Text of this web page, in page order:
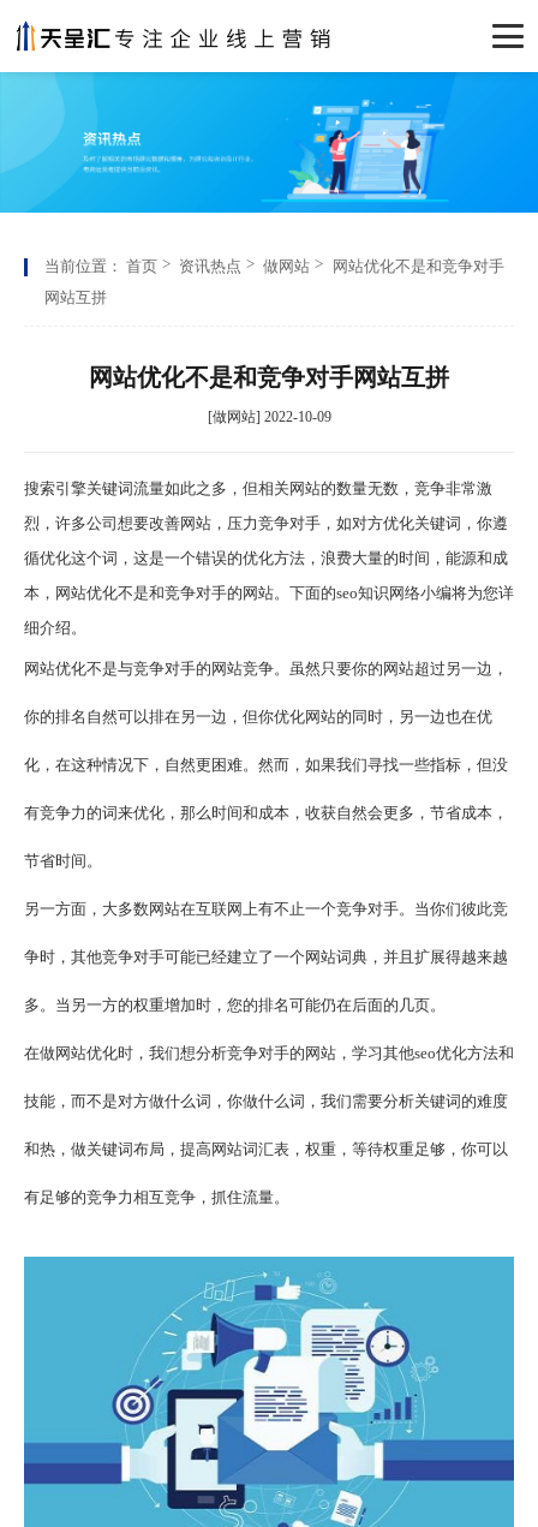
当前位置： 首页 资讯热点 做网站
网站优化不是和竞争对手
网站互拼
网站优化不是和竞争对手网站互拼
[做网站] 2022-10-09
搜索引擎关键词流量如此之多，但相关网站的数量无数，竞争非常激
烈，许多公司想要改善网站，压力竞争对手，如对方优化关键词，你遵
循优化这个词，这是一个错误的优化方法，浪费大量的时间，能源和成
本，网站优化不是和竞争对手的网站。下面的seo知识网络小编将为您详
细介绍。
网站优化不是与竞争对手的网站竞争。虽然只要你的网站超过另一边，
你的排名自然可以排在另一边，但你优化网站的同时，另一边也在优
化，在这种情况下，自然更困难。然而，如果我们寻找一些指标，但没
有竞争力的词来优化，那么时间和成本，收获自然会更多，节省成本，
节省时间。
另一方面，大多数网站在互联网上有不止一个竞争对手。当你们彼此竞
争时，其他竞争对手可能已经建立了一个网站词典，并且扩展得越来越
多。当另一方的权重增加时，您的排名可能仍在后面的几页。
在做网站优化时，我们想分析竞争对手的网站，学习其他seo优化方法和
技能，而不是对方做什么词，你做什么词，我们需要分析关键词的难度
和热，做关键词布局，提高网站词汇表，权重，等待权重足够，你可以
有足够的竞争力相互竞争，抓住流量。